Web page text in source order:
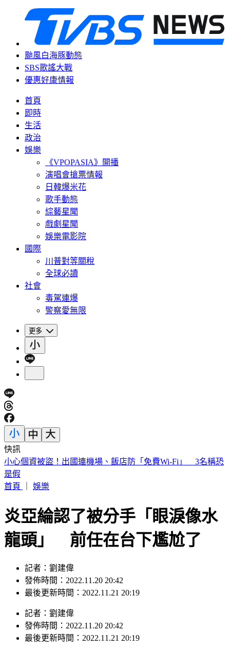
颱風白海豚動態
SBS歌謠大戰
優惠好康情報
首頁
即時
生活
政治
娛樂
《VPOPASIA》開播
演唱會搶票情報
日韓爆米花
歌手動態
綜藝星聞
戲劇星聞
娛樂電影院
國際
川普對等關稅
全球必讀
社會
毒駕連爆
警察愛無限
更多
快訊
數十噸貨櫃連環倒塌！白海豚颱風強襲基隆港 驚險畫面曝
首頁
炎亞綸認了被分手「眼淚像水
龍頭」 前任在台下尷尬了
發佈時間：2022.11.20 20:42
最後更新時間：2022.11.21 20:19
發佈時間：2022.11.20 20:42
最後更新時間：2022.11.21 20:19